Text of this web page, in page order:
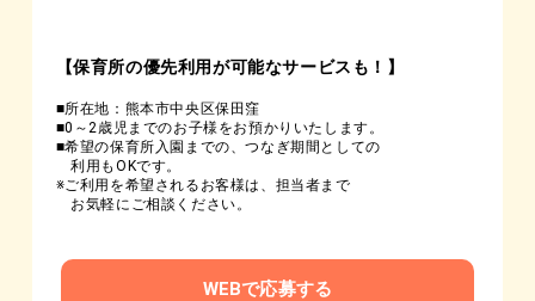
【保育所の優先利用が可能なサービスも！】
■所在地：熊本市中央区保田窪
■0～2歳児までのお子様をお預かりいたします。
■希望の保育所入園までの、つなぎ期間としての
利用もOKです。
※ご利用を希望されるお客様は、担当者まで
お気軽にご相談ください。
WEBで応募する